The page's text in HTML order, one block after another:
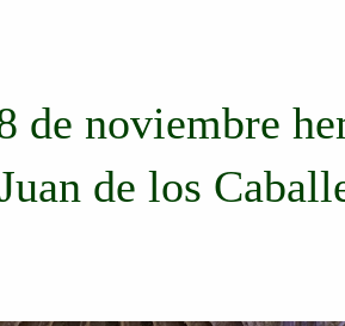
de noviembre
de los